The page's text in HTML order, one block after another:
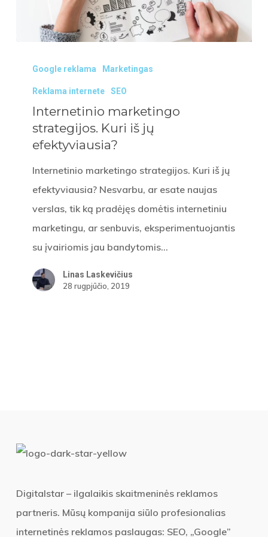
marketingo
strategijos.
efektyviausia?
Google reklama Marketingas
Reklama internete SEO
Internetinio marketingo
strategijos. Kuri iš jų
efektyviausia?
Internetinio marketingo strategijos. Kuri iš jų
efektyviausia? Nesvarbu, ar esate naujas
verslas, tik ką pradėjęs domėtis internetiniu
marketingu, ar senbuvis, eksperimentuojantis
su įvairiomis jau bandytomis…
Linas Laskevičius
28 rugpjūčio, 2019
Digitalstar – ilgalaikis skaitmeninės reklamos
partneris. Mūsų kompanija siūlo profesionalias
internetinės reklamos paslaugas: SEO, „Google”